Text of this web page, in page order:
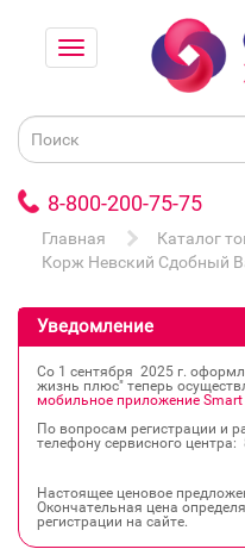
8-800-200-75-75
Главная
Каталог
Корж Невский Сдобный
Уведомление
Со 1 сентября 2025 г.
жизнь плюс" теперь
мобильное приложение Smart
По вопросам регистрации и
телефону сервисного центра:
Настоящее ценовое
Окончательная цена
регистрации на сайте.